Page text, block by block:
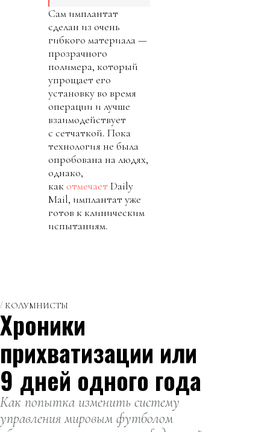
Сам имплантат
сделан из очень
гибкого материала —
прозрачного
полимера, который
упрощает его
установку во время
операции и лучше
взаимодействует
с сетчаткой. Пока
технология не была
опробована на людях,
однако,
как отмечает Daily
Mail, имплантат уже
готов к клиническим
испытаниям.
КОЛУМНИСТЫ
Хроники
прихватизации или
9 дней одного года
Как попытка изменить систему
управления мировым футболом